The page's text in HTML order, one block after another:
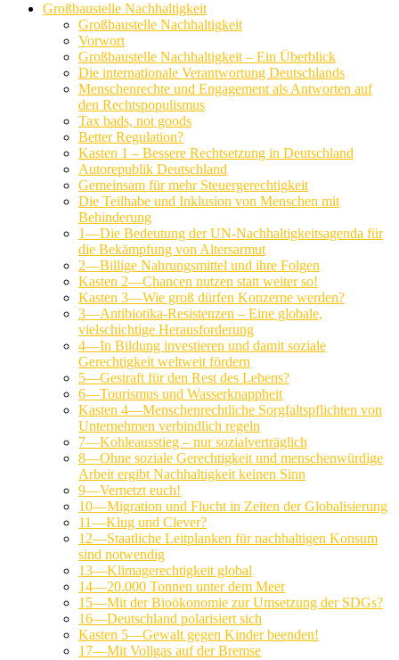
Großbaustelle Nachhaltigkeit
Großbaustelle Nachhaltigkeit
Vorwort
Großbaustelle Nachhaltigkeit – Ein Überblick
Die internationale Verantwortung Deutschlands
Menschenrechte und Engagement als Antworten auf
den Rechtspopulismus
Tax bads, not goods
Better Regulation?
Kasten 1 – Bessere Rechtsetzung in Deutschland
Autorepublik Deutschland
Gemeinsam für mehr Steuergerechtigkeit
Die Teilhabe und Inklusion von Menschen mit
Behinderung
1—Die Bedeutung der UN-Nachhaltigkeitsagenda für
die Bekämpfung von Altersarmut
2—Billige Nahrungsmittel und ihre Folgen
Kasten 2—Chancen nutzen statt weiter so!
Kasten 3—Wie groß dürfen Konzerne werden?
3—Antibiotika-Resistenzen – Eine globale,
vielschichtige Herausforderung
4—In Bildung investieren und damit soziale
Gerechtigkeit weltweit fördern
5—Gestraft für den Rest des Lebens?
6—Tourismus und Wasserknappheit
Kasten 4—Menschenrechtliche Sorgfaltspflichten von
Unternehmen verbindlich regeln
7—Kohleausstieg – nur sozialverträglich
8—Ohne soziale Gerechtigkeit und menschenwürdige
Arbeit ergibt Nachhaltigkeit keinen Sinn
9—Vernetzt euch!
10—Migration und Flucht in Zeiten der Globalisierung
11—Klug und Clever?
12—Staatliche Leitplanken für nachhaltigen Konsum
sind notwendig
13—Klimagerechtigkeit global
14—20.000 Tonnen unter dem Meer
15—Mit der Bioökonomie zur Umsetzung der SDGs?
16—Deutschland polarisiert sich
Kasten 5—Gewalt gegen Kinder beenden!
17—Mit Vollgas auf der Bremse